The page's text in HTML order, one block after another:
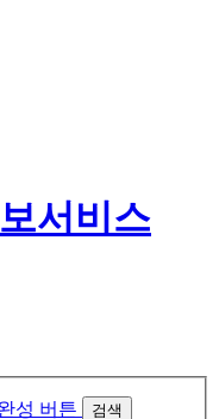
검색